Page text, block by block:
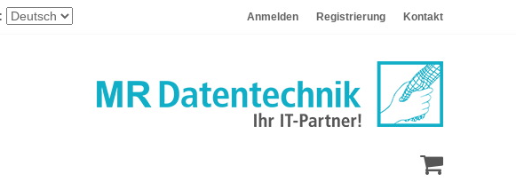
Anmelden Registrierung Kontakt